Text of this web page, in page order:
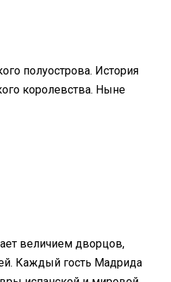
полуострова. История
королевства. Ныне
величием дворцов,
Каждый гость Мадрида